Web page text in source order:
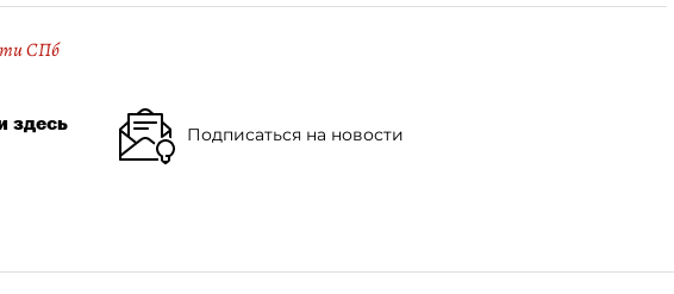
СПб
здесь Подписаться на новости